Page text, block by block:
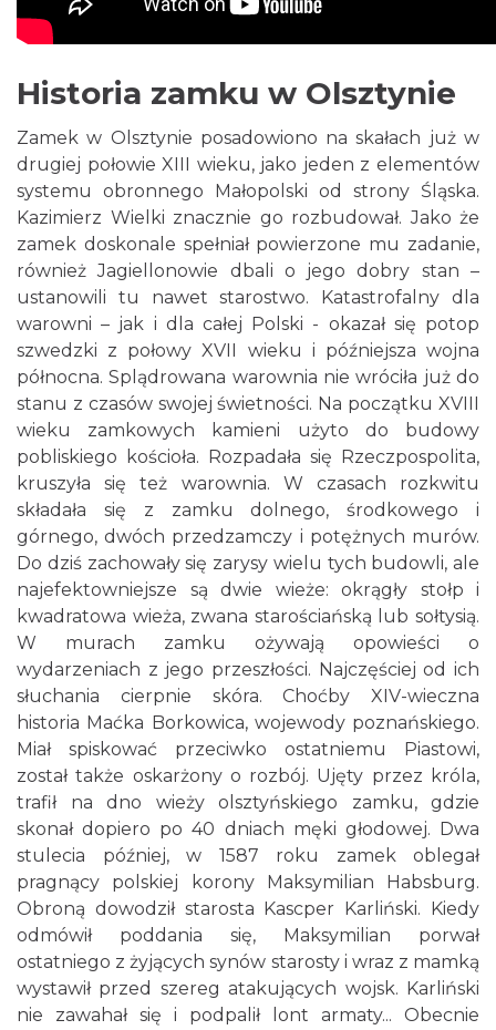
Historia zamku w Olsztynie
Zamek w Olsztynie posadowiono na skałach już w
drugiej połowie XIII wieku, jako jeden z elementów
systemu obronnego Małopolski od strony Śląska.
Kazimierz Wielki znacznie go rozbudował. Jako że
zamek doskonale spełniał powierzone mu zadanie,
również Jagiellonowie dbali o jego dobry stan –
ustanowili tu nawet starostwo. Katastrofalny dla
warowni – jak i dla całej Polski - okazał się potop
szwedzki z połowy XVII wieku i późniejsza wojna
północna. Splądrowana warownia nie wróciła już do
stanu z czasów swojej świetności. Na początku XVIII
wieku zamkowych kamieni użyto do budowy
pobliskiego kościoła. Rozpadała się Rzeczpospolita,
kruszyła się też warownia. W czasach rozkwitu
składała się z zamku dolnego, środkowego i
górnego, dwóch przedzamczy i potężnych murów.
Do dziś zachowały się zarysy wielu tych budowli, ale
najefektowniejsze są dwie wieże: okrągły stołp i
kwadratowa wieża, zwana starościańską lub sołtysią.
W murach zamku ożywają opowieści o
wydarzeniach z jego przeszłości. Najczęściej od ich
słuchania cierpnie skóra. Choćby XIV-wieczna
historia Maćka Borkowica, wojewody poznańskiego.
Miał spiskować przeciwko ostatniemu Piastowi,
został także oskarżony o rozbój. Ujęty przez króla,
trafił na dno wieży olsztyńskiego zamku, gdzie
skonał dopiero po 40 dniach męki głodowej. Dwa
stulecia później, w 1587 roku zamek oblegał
pragnący polskiej korony Maksymilian Habsburg.
Obroną dowodził starosta Kascper Karliński. Kiedy
odmówił poddania się, Maksymilian porwał
ostatniego z żyjących synów starosty i wraz z mamką
wystawił przed szereg atakujących wojsk. Karliński
nie zawahał się i podpalił lont armaty... Obecnie